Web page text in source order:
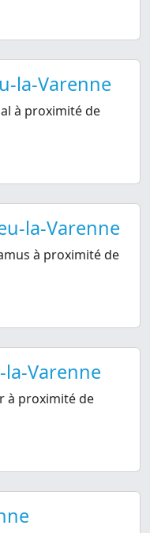
la-Varenne
à proximité de
la-Varenne
à proximité de
Varenne
à proximité de